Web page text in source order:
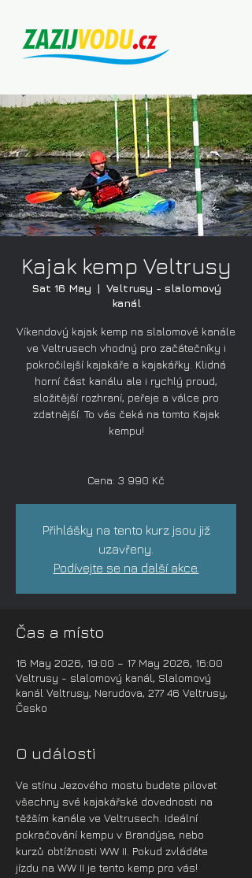
Kajak kemp Veltrusy
Sat 16 May
  |
Veltrusy - slalomový
kanál
Víkendový kajak kemp na slalomové kanále
ve Veltrusech vhodný pro začátečníky i
pokročilejší kajakáře a kajakářky. Klidná
horní část kanálu ale i rychlý proud,
složitější rozhraní, peřeje a válce pro
zdatnější. To vás čeká na tomto Kajak
kempu!
Cena: 3 990 Kč
Přihlášky na tento kurz jsou již
uzavřeny.
Podívejte se na další akce.
Čas a místo
16 May 2026, 19:00 – 17 May 2026, 16:00
Veltrusy - slalomový kanál, Slalomový
kanál Veltrusy, Nerudova, 277 46 Veltrusy,
Česko
O události
Ve stínu Jezového mostu budete pilovat
všechny své kajakářské dovednosti na
těžším kanále ve Veltrusech. Ideální
pokračování kempu v Brandýse, nebo
kurzů obtížnosti WW II. Pokud zvládáte
jízdu na WW II je tento kemp pro vás!